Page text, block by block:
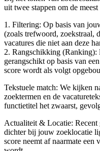
uit twee stappen om de
1. Filtering: Op basis van
(zoals trefwoord, zoekstraal,
vacatures die niet aan deze
2. Rangschikking (Ranking):
gerangschikt op basis van
score wordt als volgt
Tekstuele match: We kijken
zoektermen en de
functietitel het zwaarst,
Actualiteit & Locatie: Recent
dichter bij jouw zoeklocatie
score neemt af naarmate een